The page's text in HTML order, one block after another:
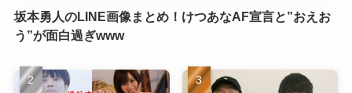
坂本勇人のLINE画像まとめ！けつあなAF宣言と”おえお
う”が面白過ぎwww